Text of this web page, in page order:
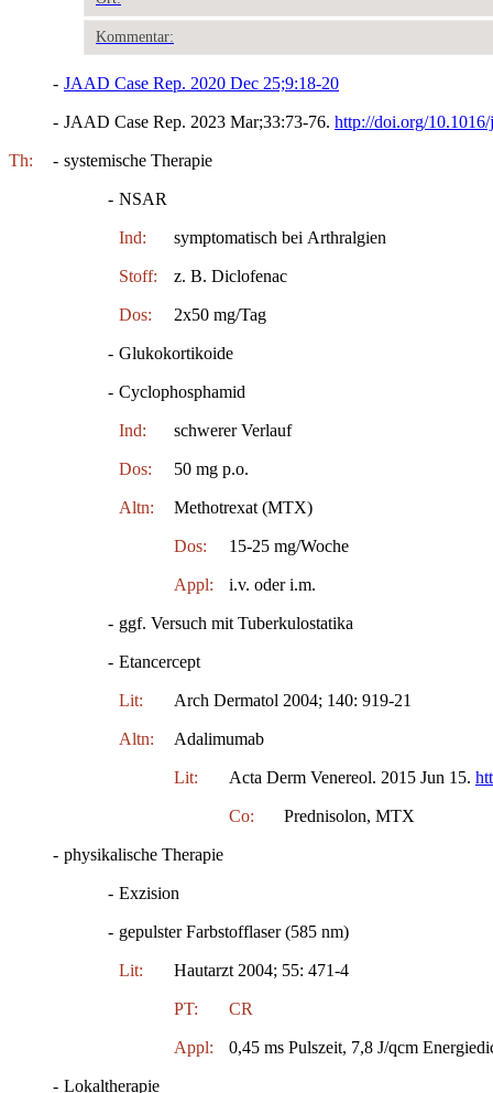
Kommentar:
- JAAD Case Rep. 2020 Dec 25;9:18-20
- JAAD Case Rep. 2023 Mar;33:73-76. http://doi.org/
Th: - systemische Therapie
- NSAR
Ind: symptomatisch bei Arthralgien
Stoff: z. B. Diclofenac
Dos: 2x50 mg/Tag
- Glukokortikoide
- Cyclophosphamid
Ind: schwerer Verlauf
Dos: 50 mg p.o.
Altn: Methotrexat (MTX)
Dos: 15-25 mg/Woche
Appl: i.v. oder i.m.
- ggf. Versuch mit Tuberkulostatika
- Etancercept
Lit: Arch Dermatol 2004; 140: 919-21
Altn: Adalimumab
Lit: Acta Derm Venereol. 2015 Jun 15.
Co: Prednisolon, MTX
- physikalische Therapie
- Exzision
- gepulster Farbstofflaser (585 nm)
Lit: Hautarzt 2004; 55: 471-4
PT: CR
Appl: 0,45 ms Pulszeit, 7,8 J/qcm
- Lokaltherapie